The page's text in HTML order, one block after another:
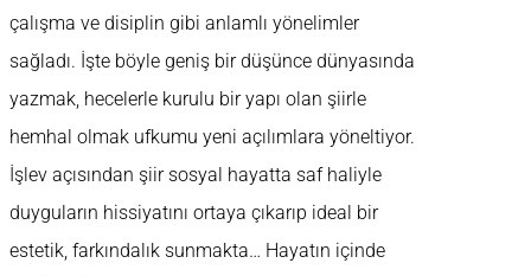
çalışma ve disiplin gibi anlamlı yönelimler
sağladı. İşte böyle geniş bir düşünce dünyasında
yazmak, hecelerle kurulu bir yapı olan şiirle
hemhal olmak ufkumu yeni açılımlara yöneltiyor.
İşlev açısından şiir sosyal hayatta saf haliyle
duyguların hissiyatını ortaya çıkarıp ideal bir
estetik, farkındalık sunmakta… Hayatın içinde